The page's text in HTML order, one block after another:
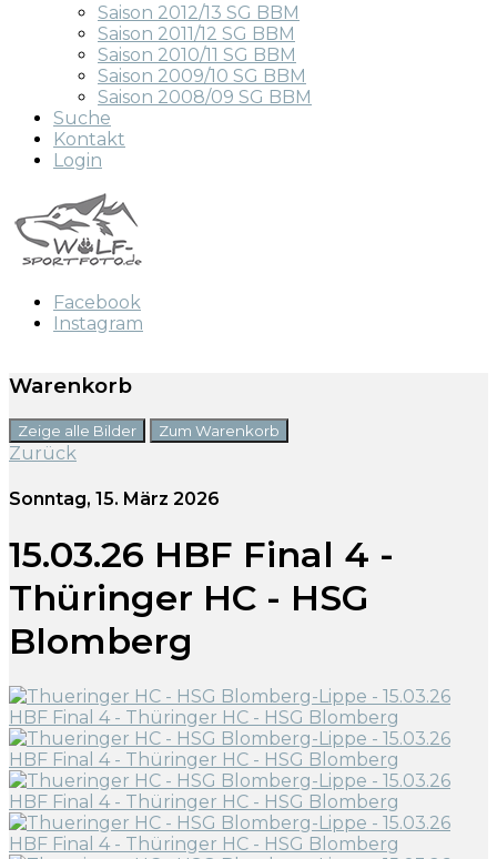
Saison 2012/13 SG BBM
Saison 2011/12 SG BBM
Saison 2010/11 SG BBM
Saison 2009/10 SG BBM
Saison 2008/09 SG BBM
Suche
Kontakt
Login
Facebook
Instagram
Warenkorb
Zeige alle Bilder Zum Warenkorb
Zurück
Sonntag, 15. März 2026
15.03.26 HBF Final 4 -
Thüringer HC - HSG
Blomberg